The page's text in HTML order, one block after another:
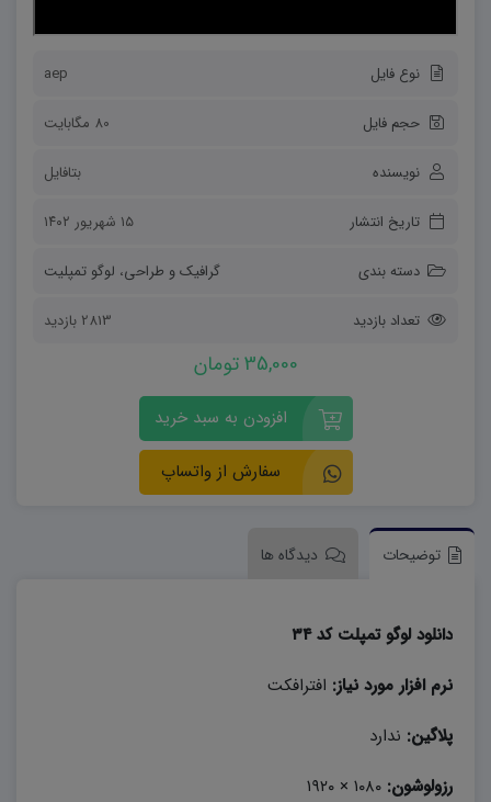
نوع فایل aep
حجم فایل 80 مگابایت
نویسنده بتافایل
تاریخ انتشار ۱۵ شهریور ۱۴۰۲
دسته بندی گرافیک و طراحی، لوگو تمپلیت
تعداد بازدید 2813 بازدید
35,000 تومان
افزودن به سبد خرید
سفارش از واتساپ
توضیحات دیدگاه ها
دانلود لوگو تمپلت کد ۳۴
نرم افزار مورد نیاز: افترافکت
پلاگین: ندارد
رزولوشون: ۱۰۸۰ × ۱۹۲۰